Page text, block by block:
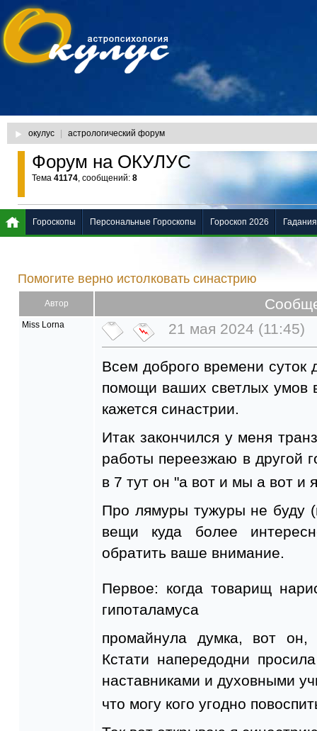
окулус астрологический форум
Форум на ОКУЛУС
Тема 41174, сообщений: 8
Помогите верно истолковать синастрию
Автор
Miss Lorna 21 мая 2024 (11:45)
Всем доброго времени
помощи ваших светлых умов
кажется синастрии.
Итак закончился у меня
работы переезжаю в другой
в 7 тут он "а вот и мы а вот и
Про лямуры тужуры не буду
вещи куда более
обратить ваше внимание.
Первое: когда товарищ
гипоталамуса
промайнула думка, вот
Кстати напередодни
наставниками и духовными
что могу кого угодно
Гороскопы Персональные Гороскопы Гороскоп 2026 Гадания